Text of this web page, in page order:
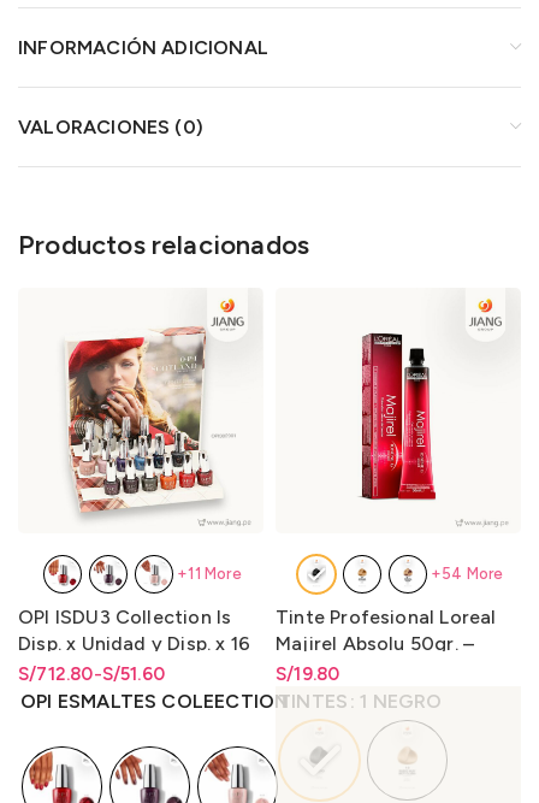
INFORMACIÓN ADICIONAL
VALORACIONES (0)
Productos relacionados
OPI ISDU3 Collection Is
Disp. x Unidad y Disp. x 16
Unidades (Is/Bcoat/Tcoat)
15ml.
S/51.60
-
S/712.80
Rango de precios: desde
S/51.60 hasta S/712.80
Rango de precios: desde
S/51.60hastaS/ 712.80
OPI ESMALTES COLEECTION
+11 More
Tinte Profesional Loreal
Majirel Absolu 50gr. –
LO3000M1
S/19.80
Rango de precios: desde
S/19.80hastaS/19.80
TINTES 1 NEGRO
+54 More